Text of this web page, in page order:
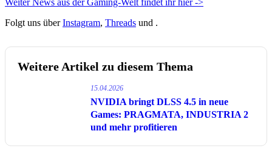
Folgt uns überInstagram, Threads und .
Weitere Artikel zu diesem Thema
15.04.2026
NVIDIA bringt DLSS 4.5 in neue
Games: PRAGMATA, INDUSTRIA 2
und mehr profitieren